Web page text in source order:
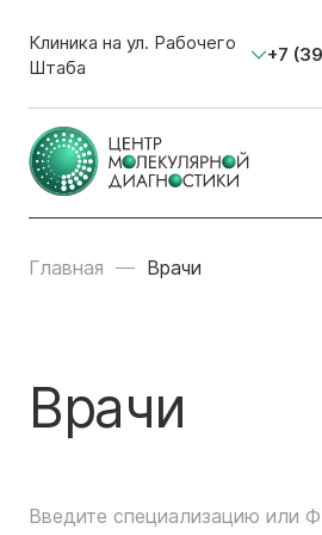
Клиника на ул. Рабочего
Штаба
+7
Главная Врачи
Врачи
Введите специализацию или